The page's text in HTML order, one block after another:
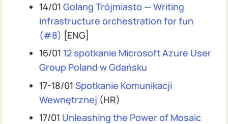
14/01 Golang Trójmiasto — Writing
infrastructure orchestration for fun
(#8) [ENG]
16/01 12 spotkanie Microsoft Azure User
Group Poland w Gdańsku
17-18/01 Spotkanie Komunikacji
Wewnętrznej (HR)
17/01 Unleashing the Power of Mosaic